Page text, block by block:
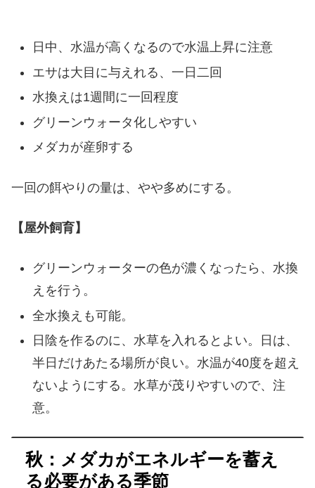
日中、水温が高くなるので水温上昇に注意
エサは大目に与えれる、一日二回
水換えは1週間に一回程度
グリーンウォータ化しやすい
メダカが産卵する
一回の餌やりの量は、やや多めにする。
【屋外飼育】
グリーンウォーターの色が濃くなったら、水換
えを行う。
全水換えも可能。
日陰を作るのに、水草を入れるとよい。日は、
半日だけあたる場所が良い。水温が40度を超え
ないようにする。水草が茂りやすいので、注
意。
秋：メダカがエネルギーを蓄え
る必要がある季節